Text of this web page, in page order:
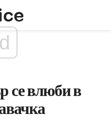
се влюби в